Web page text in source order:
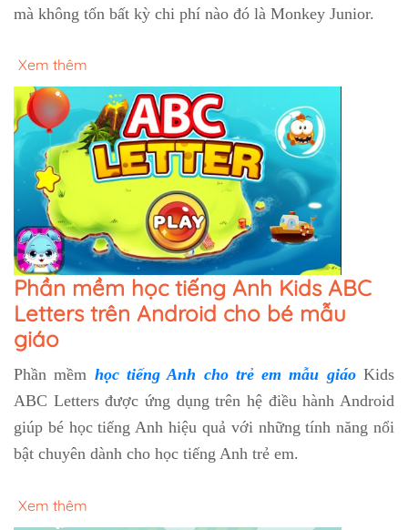
mà không tốn bất kỳ chi phí nào đó là Monkey Junior.
Xem thêm
Phần mềm học tiếng Anh Kids ABC
Letters trên Android cho bé mẫu
giáo
Phần mềm học tiếng Anh cho trẻ em mẫu giáoKids
ABC Letters được ứng dụng trên hệ điều hành Android
giúp bé học tiếng Anh hiệu quả với những tính năng nổi
bật chuyên dành cho học tiếng Anh trẻ em.
Xem thêm